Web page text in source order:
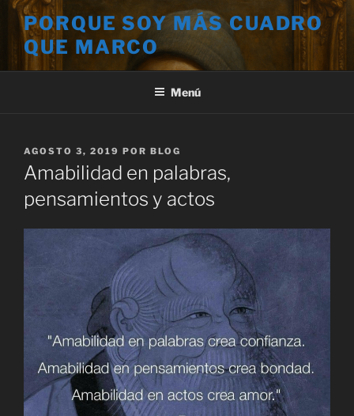
Saltar
contenido
PORQUE SOY MÁS CUADRO
QUE MARCO
Menú
PUBLICADO
EL
AGOSTO 3, 2019 POR BLOG
Amabilidad en palabras,
pensamientos y actos